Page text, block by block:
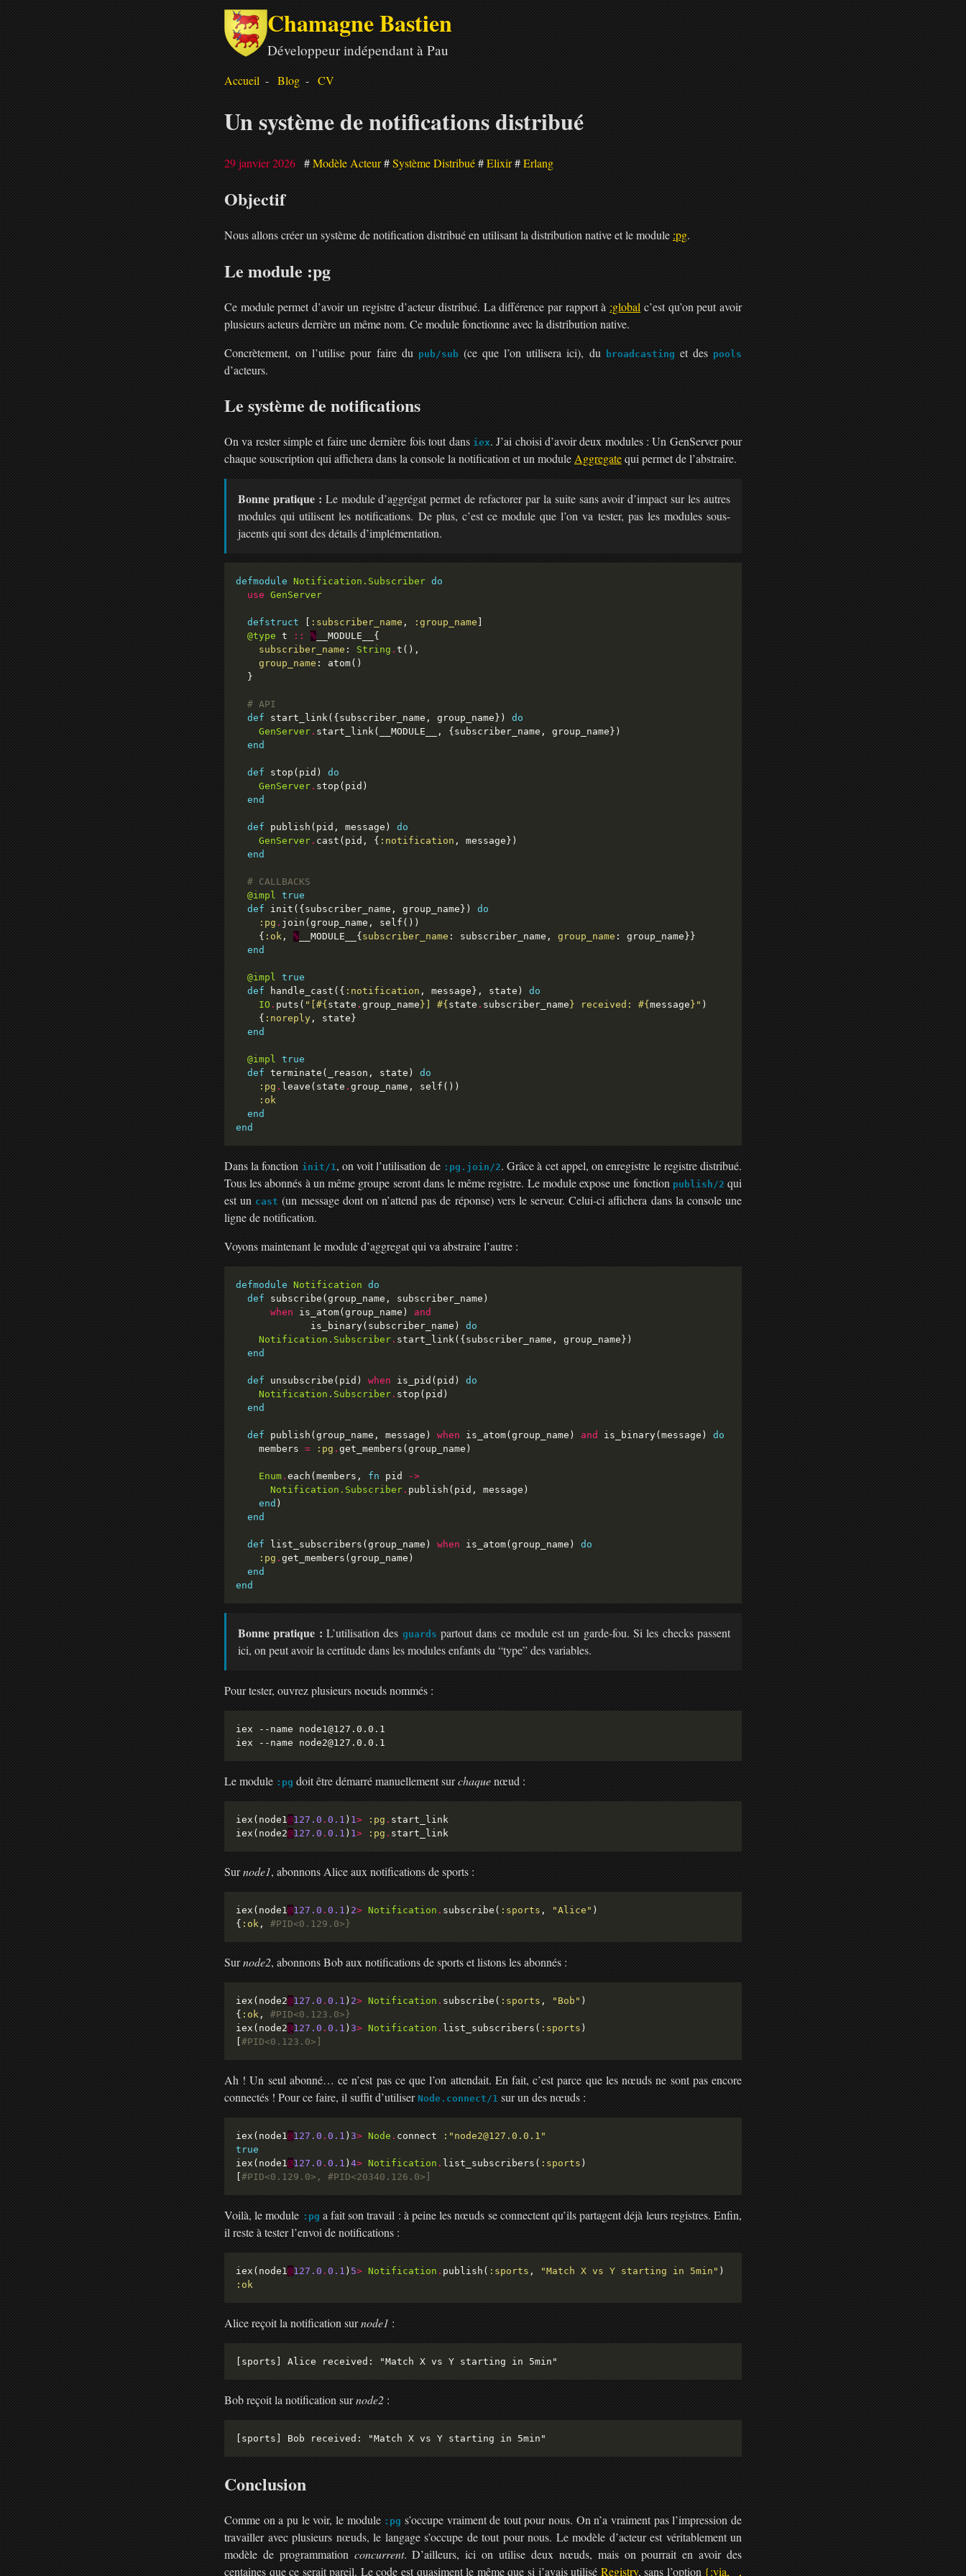
Chamagne Bastien
Développeur indépendant à Pau
Accueil Blog CV
Un système de notifications distribué
29 janvier 2026 Modèle Acteur Système Distribué Elixir Erlang
Objectif
Nous allons créer un système de notification distribué en utilisant la distribution native et le module:pg.
Le module :pg
Ce module permet d’avoir un registre d’acteur distribué. La différence par rapport à:globalc’est qu’on peut avoir
plusieurs acteurs derrière un même nom. Ce module fonctionne avec la distribution native.
Concrètement, on l’utilise pour faire dupub/sub(ce que l’on utilisera ici), dubroadcastinget despools
d’acteurs.
Le système de notifications
On va rester simple et faire une dernière fois tout dansiex. J’ai choisi d’avoir deux modules : Un GenServer pour
chaque souscription qui affichera dans la console la notification et un moduleAggregatequi permet de l’abstraire.
Bonne pratique : Le module d’aggrégat permet de refactorer par la suite sans avoir d’impact sur les autres
modules qui utilisent les notifications. De plus, c’est ce module que l’on va tester, pas les modules sous-
jacents qui sont des détails d’implémentation.
defmodule Notification.Subscriber do
use GenServer
defstruct :subscriber_name , :group_name
@type t :: %
subscriber_name : String .
group_name
# API
def start_link({subscriber_name, group_name}) do
GenServer .
end
def stop(pid) do
GenServer .
end
def publish(pid, message) do
GenServer . cast(pid, { :notification
end
# CALLBACKS
@impl true
def init({subscriber_name, group_name}) do
:pg .
    {
:ok , % __MODULE__{ subscriber_name : subscriber_name, group_name
end
@impl true
def handle_cast({ :notification , message}, state) do
IO . puts( "[ #{ state . group_name } #{ state . subscriber_name } received: #{ message } "
    {
:noreply
end
@impl true
def terminate(_reason, state) do
:pg . leave(state .
:ok
end
end
Dans la fonctioninit/1, on voit l’utilisation de:pg.join/2. Grâce à cet appel, on enregistre le registre distribué.
Tous les abonnés à un même groupe seront dans le même registre. Le module expose une fonctionpublish/2qui
est uncast(un message dont on n’attend pas de réponse) vers le serveur. Celui-ci affichera dans la console une
ligne de notification.
Voyons maintenant le module d’aggregat qui va abstraire l’autre :
defmodule Notification do
def
when is_atom(group_name) and
             is_binary(subscriber_name)
do
Notification.Subscriber .
end
def unsubscribe(pid) when is_pid(pid) do
Notification.Subscriber .
end
def publish(group_name, message) when is_atom(group_name) and is_binary(message) do
    members
= :pg .
Enum . each(members, fn pid
->
Notification.Subscriber .
end
end
def list_subscribers(group_name) when is_atom(group_name) do
:pg .
end
end
Bonne pratique : L’utilisation des guards partout dans ce module est un garde-fou. Si les checks passent
ici, on peut avoir la certitude dans les modules enfants du “type” des variables.
Pour tester, ouvrez plusieurs noeuds nommés :
Le module:pgdoit être démarré manuellement surchaquenœud :
iex(node1@127.0 . 0.1 ) 1> :pg .
iex(node2@127.0 . 0.1 ) 1> :pg .
Surnode1, abonnons Alice aux notifications de sports :
iex(node1@127.0 . 0.1 ) 2> Notification . subscribe( :sports , "Alice"
{ :ok , #PID<0.129.0>}
Surnode2, abonnons Bob aux notifications de sports et listons les abonnés :
iex(node2@127.0 . 0.1 ) 2> Notification . subscribe( :sports , "Bob"
{ :ok , #PID<0.123.0>}
iex(node2@127.0 . 0.1 ) 3> Notification . list_subscribers( :sports
#PID<0.123.0>]
Ah ! Un seul abonné… ce n’est pas ce que l’on attendait. En fait, c’est parce que les nœuds ne sont pas encore
connectés ! Pour ce faire, il suffit d’utiliserNode.connect/1sur un des nœuds :
iex(node1@127.0 . 0.1 ) 3> Node . connect
:"node2@127.0.0.1"
true
iex(node1@127.0 . 0.1 ) 4> Notification . list_subscribers( :sports
#PID<0.129.0>, #PID<20340.126.0>]
Voilà, le module:pga fait son travail : à peine les nœuds se connectent qu’ils partagent déjà leurs registres. Enfin,
il reste à tester l’envoi de notifications :
iex(node1@127.0 . 0.1 ) 5> Notification . publish( :sports , "Match X vs Y starting in 5min"
:ok
Alice reçoit la notification surnode1:
Bob reçoit la notification surnode2:
Conclusion
Comme on a pu le voir, le module:pgs’occupe vraiment de tout pour nous. On n’a vraiment pas l’impression de
travailler avec plusieurs nœuds, le langage s’occupe de tout pour nous. Le modèle d’acteur est véritablement un
modèle de programmationconcurrent. D’ailleurs, ici on utilise deux nœuds, mais on pourrait en avoir des
centaines que ce serait pareil. Le code est quasiment le même que si j’avais utiliséRegistry, sans l’option{:via, _,